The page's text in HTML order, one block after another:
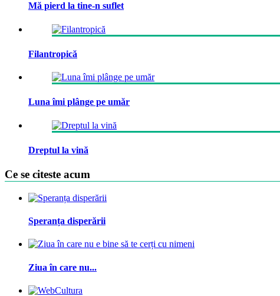
Mă pierd la tine-n suflet
Filantropică
Luna îmi plânge pe umăr
Dreptul la vină
Ce se citeste acum
Speranța disperării
Ziua în care nu...